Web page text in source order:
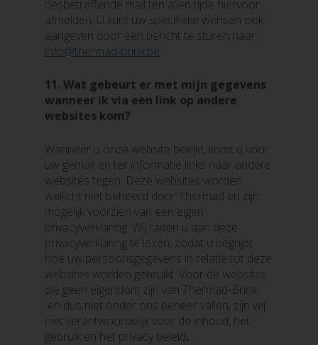
desbetreffende mail ten allen tijde hiervoor
afmelden. U kunt uw specifieke wensen ook
aangeven door een bericht te sturen naar:
info@thermad-brink.be
11. Wat gebeurt er met mijn gegevens
wanneer ik via een link op andere
websites kom?
Wanneer u onze website bekijkt, komt u voor
uw gemak en ter informatie links naar andere
websites tegen. Deze websites worden
wellicht niet beheerd door Thermad en zijn
mogelijk voorzien van een eigen
privacyverklaring. Wij raden u aan deze
privacyverklaring te lezen, zodat u begrijpt
hoe uw persoonsgegevens in relatie tot deze
websites worden gebruikt. Voor de websites
die geen eigendom zijn van Thermad-Brink
en dus niet onder ons beheer vallen, zijn wij
niet verantwoordelijk voor de inhoud, het
gebruik en het privacy beleid.